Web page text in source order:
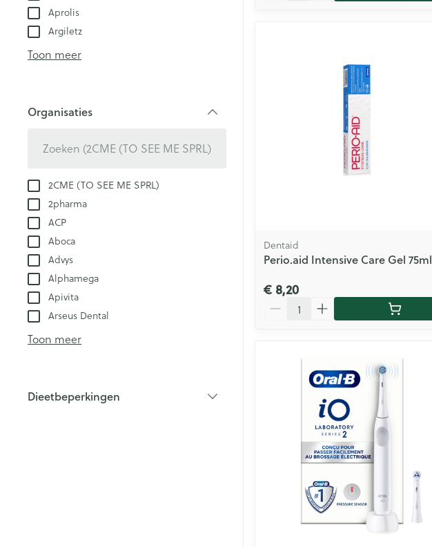
Aprolis
Argiletz
Toon meer
Organisaties
2CME (TO SEE ME SPRL)
2pharma
ACP
Aboca
Advys
Alphamega
Apivita
Arseus Dental
Toon meer
Dieetbeperkingen
Dentaid
Perio.aid Intensive Care Gel 75ml
€ 8,20